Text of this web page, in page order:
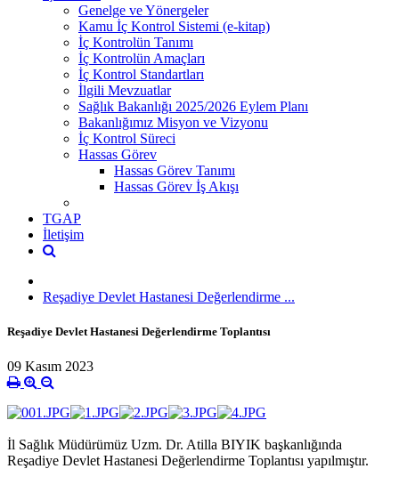
Genelge ve Yönergeler
Kamu İç Kontrol Sistemi (e-kitap)
İç Kontrolün Tanımı
İç Kontrolün Amaçları
İç Kontrol Standartları
İlgili Mevzuatlar
Sağlık Bakanlığı 2025/2026 Eylem Planı
Bakanlığımız Misyon ve Vizyonu
İç Kontrol Süreci
Hassas Görev
Hassas Görev Tanımı
Hassas Görev İş Akışı
TGAP
İletişim
Reşadiye Devlet Hastanesi Değerlendirme ...
Reşadiye Devlet Hastanesi Değerlendirme Toplantısı
09 Kasım 2023
İl Sağlık Müdürümüz Uzm. Dr. Atilla BIYIK başkanlığında
Reşadiye Devlet Hastanesi Değerlendirme Toplantısı yapılmıştır.